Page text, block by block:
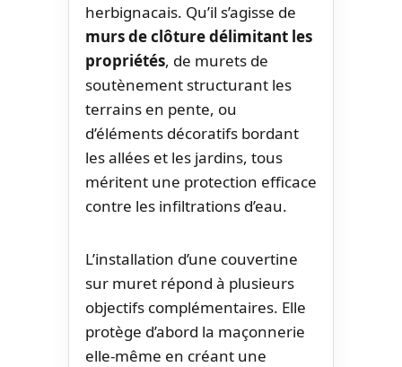
herbignacais. Qu’il s’agisse de
murs de clôture délimitant les
propriétés, de murets de
soutènement structurant les
terrains en pente, ou
d’éléments décoratifs bordant
les allées et les jardins, tous
méritent une protection efficace
contre les infiltrations d’eau.
L’installation d’une couvertine
sur muret répond à plusieurs
objectifs complémentaires. Elle
protège d’abord la maçonnerie
elle-même en créant une